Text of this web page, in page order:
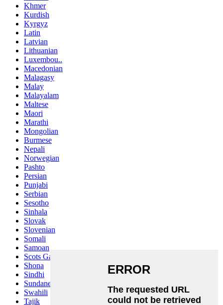
Khmer
Kurdish
Kyrgyz
Latin
Latvian
Lithuanian
Luxembou..
Macedonian
Malagasy
Malay
Malayalam
Maltese
Maori
Marathi
Mongolian
Burmese
Nepali
Norwegian
Pashto
Persian
Punjabi
Serbian
Sesotho
Sinhala
Slovak
Slovenian
Somali
Samoan
Scots Gaelic
Shona
Sindhi
Sundanese
Swahili
Tajik